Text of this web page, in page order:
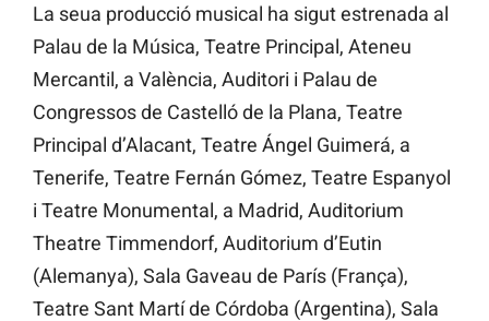
La seua producció musical ha sigut estrenada al
Palau de la Música, Teatre Principal, Ateneu
Mercantil, a València, Auditori i Palau de
Congressos de Castelló de la Plana, Teatre
Principal d’Alacant, Teatre Ángel Guimerá, a
Tenerife, Teatre Fernán Gómez, Teatre Espanyol
i Teatre Monumental, a Madrid, Auditorium
Theatre Timmendorf, Auditorium d’Eutin
(Alemanya), Sala Gaveau de París (França),
Teatre Sant Martí de Córdoba (Argentina), Sala